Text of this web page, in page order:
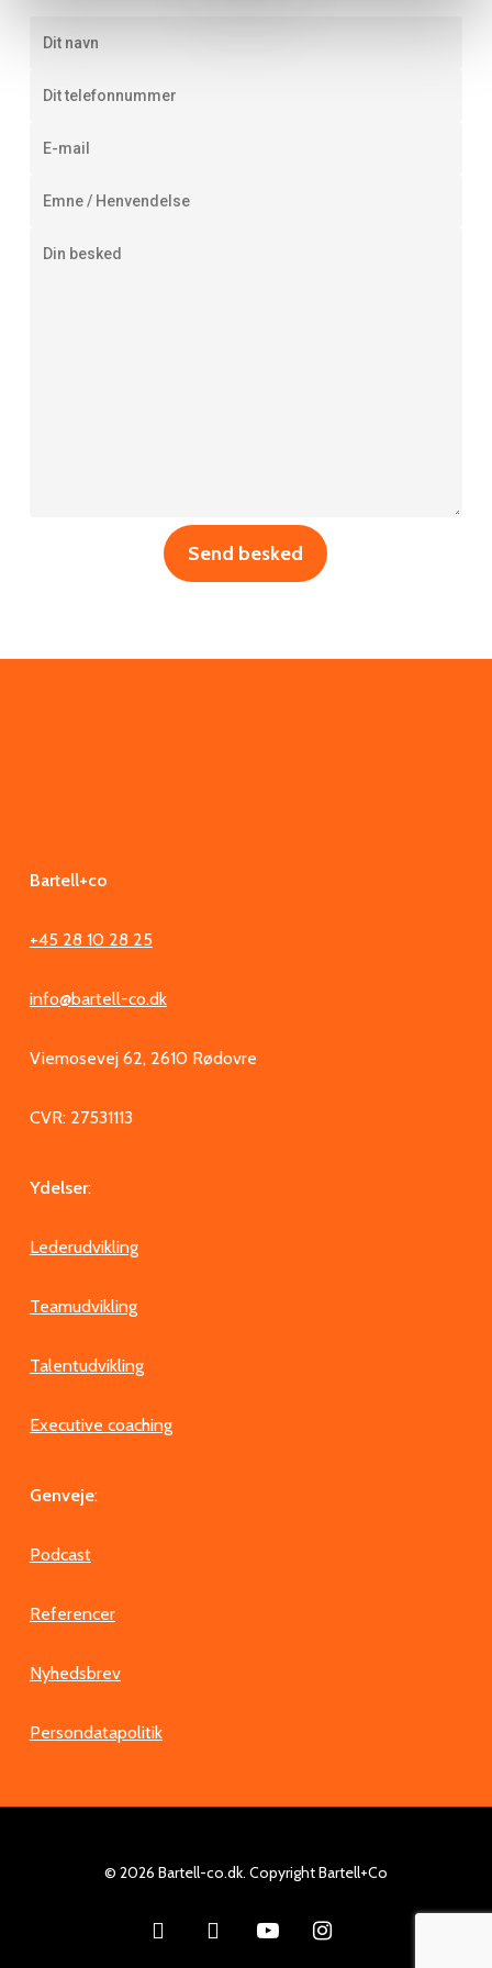
Bartell+co
+45 28 10 28 25
info@bartell-co.dk
Viemosevej 62, 2610 Rødovre
CVR: 27531113
Ydelser:
Lederudvikling
Teamudvikling
Talentudvikling
Executive coaching
Genveje:
Podcast
Referencer
Nyhedsbrev
Persondatapolitik
© 2026 Bartell-co.dk. Copyright Bartell+Co
facebooklinkedin youtube instagram